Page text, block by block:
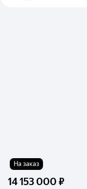
На заказ
14 153 000 ₽